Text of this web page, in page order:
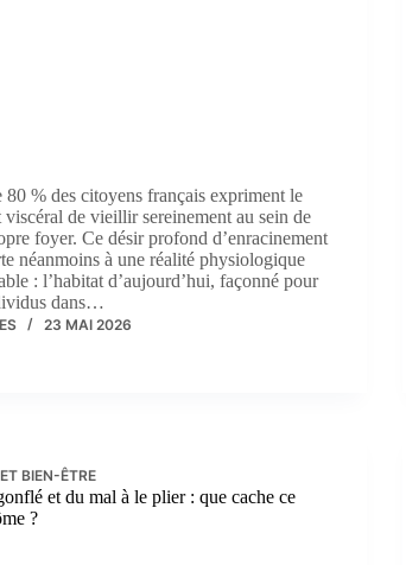
80 % des citoyens français expriment le
viscéral de vieillir sereinement au sein de
foyer. Ce désir profond d’enracinement
néanmoins à une réalité physiologique
: l’habitat d’aujourd’hui, façonné pour
dans…
23 MAI 2026
BIEN-ÊTRE
et du mal à le plier : que cache ce
?